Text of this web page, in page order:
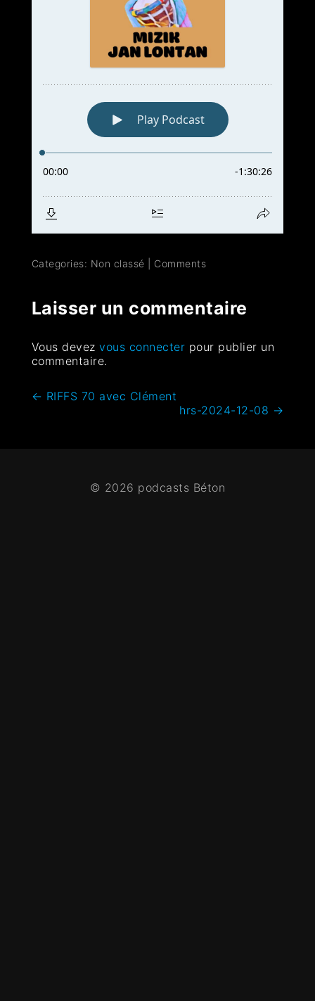
Categories: Non classé Comments
Laisser un commentaire
Vous devezvous connecter pour publier un
commentaire.
← RIFFS 70 avec Clément
hrs-2024-12-08 →
© 2026 podcasts Béton